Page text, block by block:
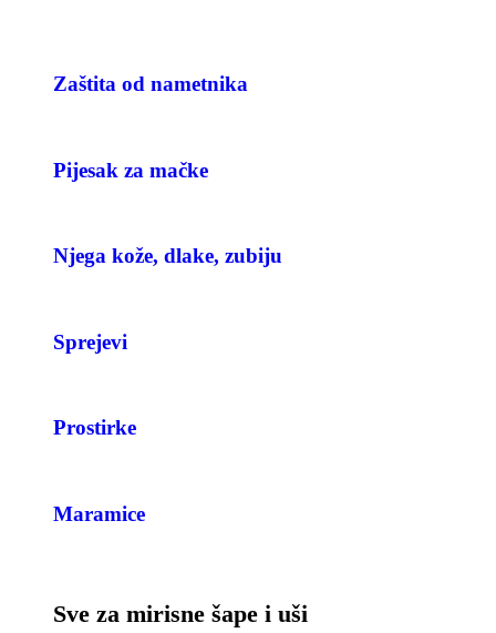
Zaštita od nametnika
Pijesak za mačke
Njega kože, dlake, zubiju
Sprejevi
Prostirke
Maramice
Sve za mirisne šape i uši